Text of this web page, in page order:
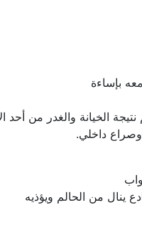
بإساءة
الخيانة والغدر من أحد
داخلي.
من الحالم ويؤذيه